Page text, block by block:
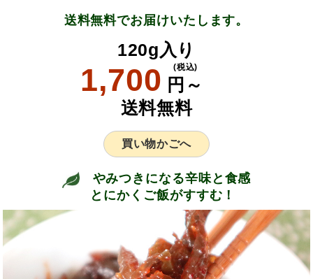
送料無料でお届けいたします。
120g入り
1,700 円～
(税込)
送料無料
買い物かごへ
やみつきになる辛味と食感
とにかくご飯がすすむ！